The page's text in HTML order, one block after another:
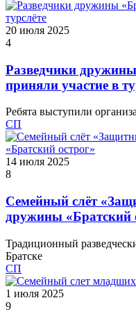
20 июля 2025
4
Разведчики
приняли участие в
Ребята выступили
СП
14 июля 2025
8
Семейный слёт
дружины «Братский
Традиционный
Братске
СП
1 июля 2025
9